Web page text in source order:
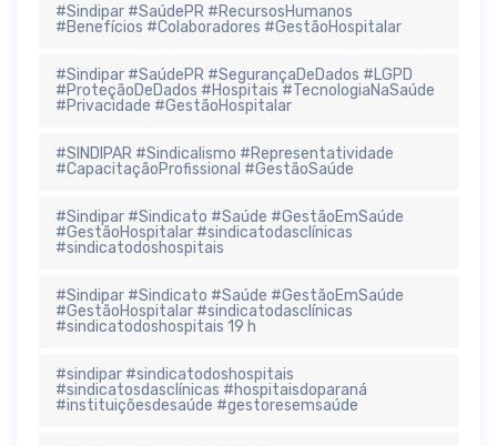
#Sindipar #SaúdePR #RecursosHumanos
#Benefícios #Colaboradores #GestãoHospitalar
#Sindipar #SaúdePR #SegurançaDeDados #LGPD
#ProteçãoDeDados #Hospitais #TecnologiaNaSaúde
#Privacidade #GestãoHospitalar
#SINDIPAR #Sindicalismo #Representatividade
#CapacitaçãoProfissional #GestãoSaúde
#Sindipar #Sindicato #Saúde #GestãoEmSaúde
#GestãoHospitalar #sindicatodasclínicas
#sindicatodoshospitais
#Sindipar #Sindicato #Saúde #GestãoEmSaúde
#GestãoHospitalar #sindicatodasclínicas
#sindicatodoshospitais 19 h
#sindipar #sindicatodoshospitais
#sindicatosdasclínicas #hospitaisdoparaná
#instituiçõesdesaúde #gestoresemsaúde